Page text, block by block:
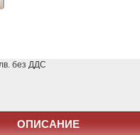
без ДДС
ОПИСАНИЕ